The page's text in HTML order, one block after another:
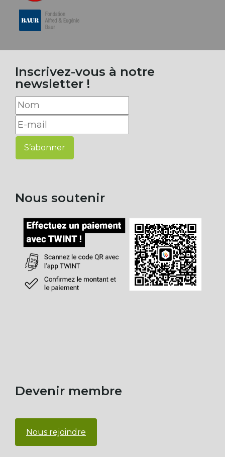
Inscrivez-vous à notre
newsletter !
S’abonner
Nous soutenir
Devenir membre
Nous rejoindre